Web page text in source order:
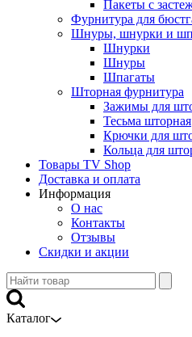
Пакеты с
Фурнитура для
Шнуры, шнурки и
Шнурки
Шнуры
Шпагаты
Шторная фурнитура
Зажимы для
Тесьма шторная
Крючки для
Кольца для
Товары TV Shop
Доставка и оплата
Информация
О нас
Контакты
Отзывы
Скидки и акции
Каталог